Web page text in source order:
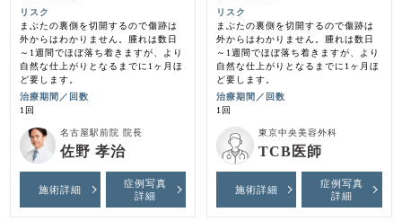
リスク
まぶたの裏側を切開するので傷跡は
外からはわかりません。腫れは数日
～1週間でほぼ落ち着きますが、より
自然な仕上がりとなるまでに1ヶ月ほ
ど要します。
治療期間／回数
1回
名古屋駅前院 院長
佐野 孝治
施術詳細
症例写真
詳細
リスク
まぶたの裏側を切開するので傷跡は
外からはわかりません。腫れは数日
～1週間でほぼ落ち着きますが、より
自然な仕上がりとなるまでに1ヶ月ほ
ど要します。
治療期間／回数
1回
東京中央美容外科
TCB医師
施術詳細
症例写真
詳細